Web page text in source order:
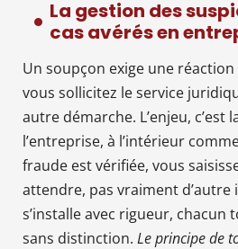
La gestion des
cas avérés en
Un soupçon exige une
vous sollicitez le service
autre démarche. L’enjeu, c’est
l’entreprise, à l’intérieur
fraude est vérifiée, vous
attendre, pas vraiment d’autre
s’installe avec rigueur, chacun
sans distinction. Le principe de